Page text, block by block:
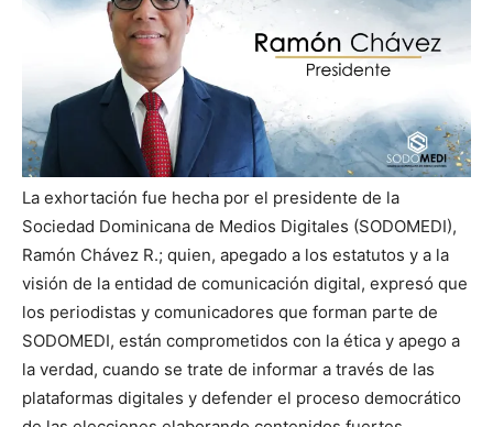
La exhortación fue hecha por el presidente de la
Sociedad Dominicana de Medios Digitales (SODOMEDI),
Ramón Chávez R.; quien, apegado a los estatutos y a la
visión de la entidad de comunicación digital, expresó que
los periodistas y comunicadores que forman parte de
SODOMEDI, están comprometidos con la ética y apego a
la verdad, cuando se trate de informar a través de las
plataformas digitales y defender el proceso democrático